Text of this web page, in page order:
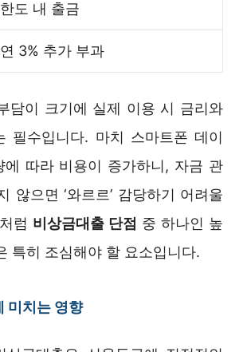
한도 내 출금
연 3% 추가 부과
담이 크기에 실제 이용 시 금리와
필수입니다. 마치 스마트폰 데이
에 따라 비용이 증가하니, 자금 관
않으면 ‘와르르’ 감당하기 어려울
럼 비상금대출 단점 중 하나인 높
특히 조심해야 할 요소입니다.
미치는 영향